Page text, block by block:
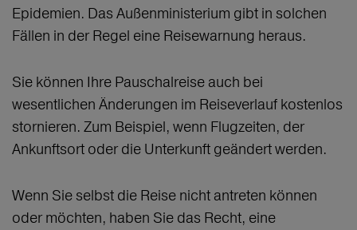
Epidemien. Das Außenministerium gibt in solchen
Fällen in der Regel eine Reisewarnung heraus.
Sie können Ihre Pauschalreise auch bei
wesentlichen Änderungen im Reiseverlauf kostenlos
stornieren. Zum Beispiel, wenn Flugzeiten, der
Ankunftsort oder die Unterkunft geändert werden.
Wenn Sie selbst die Reise nicht antreten können
oder möchten, haben Sie das Recht, eine